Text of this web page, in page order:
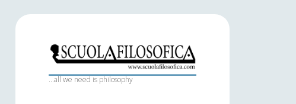
S
c
...all we need is philosophy